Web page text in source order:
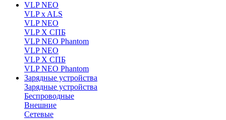
VLP NEO
VLP x ALS
VLP NEO
VLP X СПБ
VLP NEO Phantom
VLP NEO
VLP X СПБ
VLP NEO Phantom
Зарядные устройства
Зарядные устройства
Беспроводные
Внешние
Сетевые